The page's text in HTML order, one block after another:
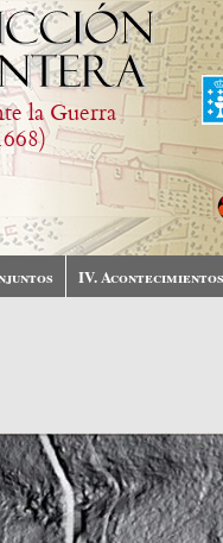
la Guerra
IV. Acontecimientos